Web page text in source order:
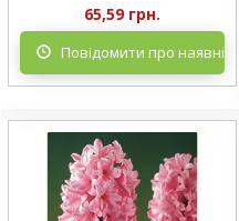
65,59 грн.
Повідомити про наявність